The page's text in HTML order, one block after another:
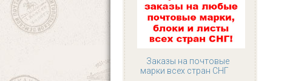
Заказы на почтовые
марки всех стран СНГ